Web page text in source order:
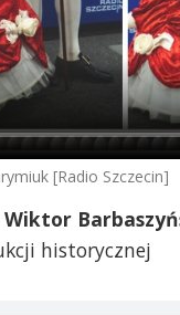
[Radio Szczecin]
historycznej